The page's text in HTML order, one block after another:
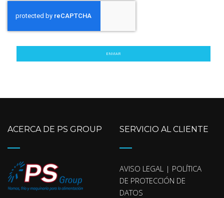
ENVIAR
ACERCA DE PS GROUP SERVICIO AL CLIENTE
AVISO LEGAL | POLÍTICA
DE PROTECCIÓN DE
DATOS